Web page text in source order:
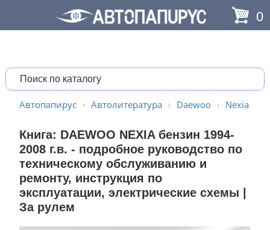
0
Автопапирус Автолитература Daewoo Nexia
Книга: DAEWOO NEXIA бензин 1994-
2008 г.в. - подробное руководство по
техническому обслуживанию и
ремонту, инструкция по
эксплуатации, электрические схемы |
За рулем